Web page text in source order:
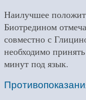
Наилучшее
Биотредином
совместно с
необходимо
минут под язык.